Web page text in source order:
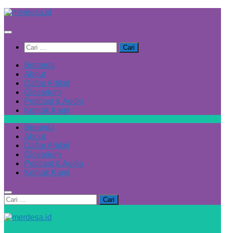
Skip
content
Cari
untuk:
Beranda
About
Daftar Artikel
Glosarium
Podcast & Audio
Kontak Kami
Beranda
About
Daftar Artikel
Glosarium
Podcast & Audio
Kontak Kami
Cari
untuk: